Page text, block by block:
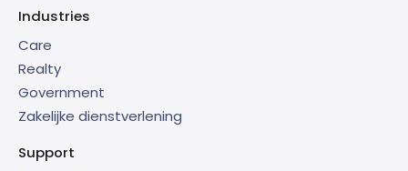
Industries
Care
Realty
Government
Zakelijke dienstverlening
Support